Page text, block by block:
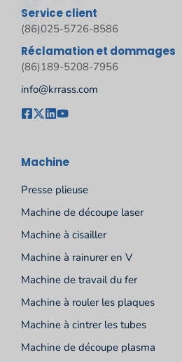
Service client
(86)025-5726-8586
Réclamation et dommages
(86)189-5208-7956
info@krrass.com
Machine
Presse plieuse
Machine de découpe laser
Machine à cisailler
Machine à rainurer en V
Machine de travail du fer
Machine à rouler les plaques
Machine à cintrer les tubes
Machine de découpe plasma